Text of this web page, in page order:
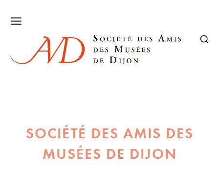
SOCIÉTÉ DES AMIS DES
MUSÉES DE DIJON